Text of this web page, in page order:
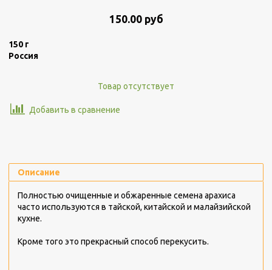
150.00 руб
150 г
Россия
Товар отсутствует
Добавить в сравнение
Описание
Полностью очищенные и обжаренные семена арахиса
часто используются в тайской, китайской и малайзийской
кухне.
Кроме того это прекрасный способ перекусить.